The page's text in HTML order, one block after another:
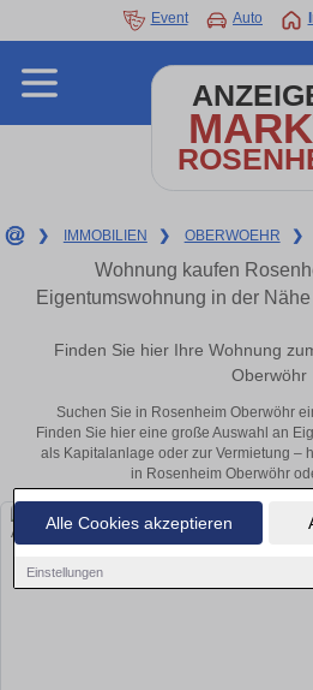
Alle Cookies akzeptieren
Einstellungen
Event Auto
❯ IMMOBILIEN ❯ OBERWOEHR ❯
Wohnung kaufen
Eigentumswohnung in der
Finden Sie hier Ihre Wohnung
Oberwöhr
Suchen Sie in Rosenheim Oberwöhr
Finden Sie hier eine große Auswahl an
als Kapitalanlage oder zur Vermietung –
in Rosenheim Oberwöhr